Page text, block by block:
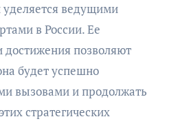
уделяется ведущими
в России. Ее
позволяют
будет успешно
вызовами и продолжать
стратегических